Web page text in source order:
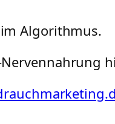
Algorithmus.